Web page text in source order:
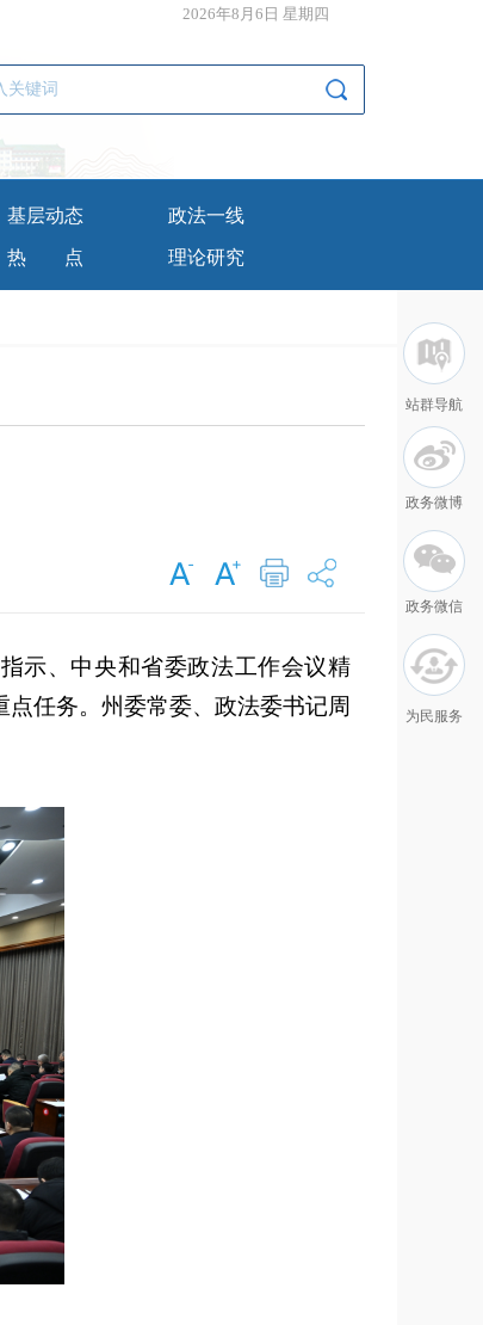
2026年8月6日 星期四
基层动态 政法一线
热点 理论研究
示、中央和省委政法工作会议精
任务。州委常委、政法委书记周
站群导航
政务微博
政务微信
为民服务